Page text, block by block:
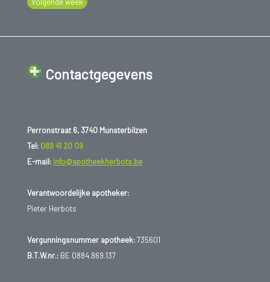
Contactgegevens
Perronstraat 6, 3740 Munsterbilzen
Tel: 089 41 20 09
E-mail: info@apotheekherbots.be
Verantwoordelijke apotheker:
Pieter Herbots
Vergunningsnummer apotheek:735601
B.T.W.nr.:BE 0884.869.137